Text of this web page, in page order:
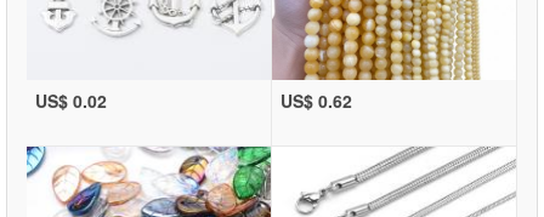
US$ 0.02 US$ 0.62